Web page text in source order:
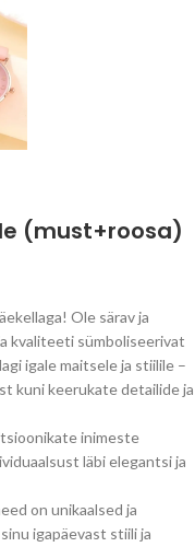
(must+roosa)
Ole särav ja
kvaliteeti sümboliseerivat
igale maitsele ja stiilile –
kuni keerukate detailide ja
inimeste
läbi elegantsi ja
on unikaalsed ja
igapäevast stiili ja